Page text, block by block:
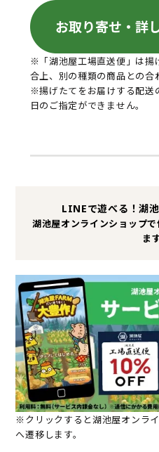
※「湖池屋工場直送便」は揚
合上、別の種類の商品との合
※揚げたてをお届けする配送
日のご指定ができません。
LINEで遊べる！湖
湖池屋オンラインショップ
ま
※クリックすると湖池屋オンラ
へ遷移します。